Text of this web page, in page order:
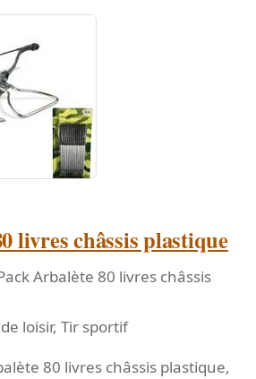
livres châssis plastique
Arbalète 80 livres châssis
loisir, Tir sportif
80 livres châssis plastique,